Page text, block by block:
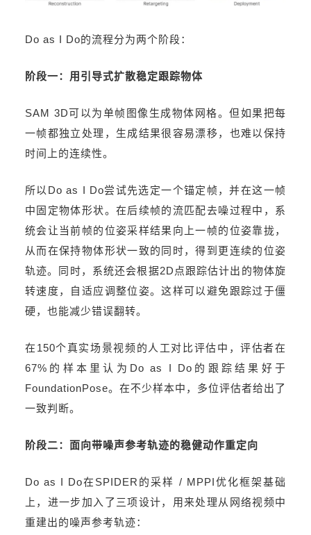
Do as I Do的流程分为两个阶段：
阶段一：用引导式扩散稳定跟踪物体
SAM 3D可以为单帧图像生成物体网格。但如果把每
一帧都独立处理，生成结果很容易漂移，也难以保持
时间上的连续性。
所以Do as I Do尝试先选定一个锚定帧，并在这一帧
中固定物体形状。在后续帧的流匹配去噪过程中，系
统会让当前帧的位姿采样结果向上一帧的位姿靠拢，
从而在保持物体形状一致的同时，得到更连续的位姿
轨迹。同时，系统还会根据2D点跟踪估计出的物体旋
转速度，自适应调整位姿。这样可以避免跟踪过于僵
硬，也能减少错误翻转。
在150个真实场景视频的人工对比评估中，评估者在
67%的样本里认为Do as I Do的跟踪结果好于
FoundationPose。在不少样本中，多位评估者给出了
一致判断。
阶段二：面向带噪声参考轨迹的稳健动作重定向
Do as I Do在SPIDER的采样 / MPPI优化框架基础
上，进一步加入了三项设计，用来处理从网络视频中
重建出的噪声参考轨迹：